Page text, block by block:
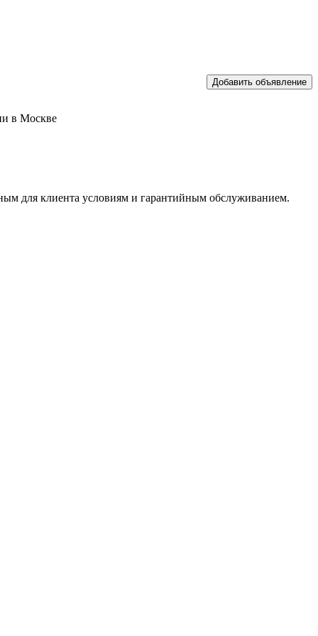
в Москве
клиента условиям и гарантийным обслуживанием.